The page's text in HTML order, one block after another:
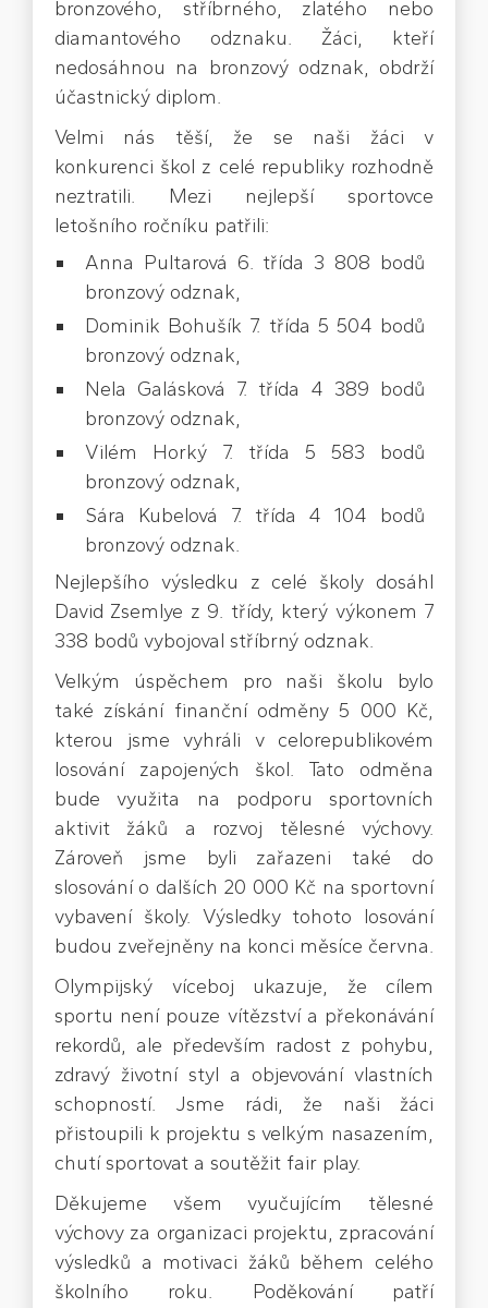
bronzového, stříbrného, zlatého nebo
diamantového odznaku. Žáci, kteří
nedosáhnou na bronzový odznak, obdrží
účastnický diplom.
Velmi nás těší, že se naši žáci v
konkurenci škol z celé republiky rozhodně
neztratili. Mezi nejlepší sportovce
letošního ročníku patřili:
Anna Pultarová 6. třída 3 808 bodů
bronzový odznak,
Dominik Bohušík 7. třída 5 504 bodů
bronzový odznak,
Nela Galásková 7. třída 4 389 bodů
bronzový odznak,
Vilém Horký 7. třída 5 583 bodů
bronzový odznak,
Sára Kubelová 7. třída 4 104 bodů
bronzový odznak.
Nejlepšího výsledku z celé školy dosáhl
David Zsemlye z 9. třídy, který výkonem 7
338 bodů vybojoval stříbrný odznak.
Velkým úspěchem pro naši školu bylo
také získání finanční odměny 5 000 Kč,
kterou jsme vyhráli v celorepublikovém
losování zapojených škol. Tato odměna
bude využita na podporu sportovních
aktivit žáků a rozvoj tělesné výchovy.
Zároveň jsme byli zařazeni také do
slosování o dalších 20 000 Kč na sportovní
vybavení školy. Výsledky tohoto losování
budou zveřejněny na konci měsíce června.
Olympijský víceboj ukazuje, že cílem
sportu není pouze vítězství a překonávání
rekordů, ale především radost z pohybu,
zdravý životní styl a objevování vlastních
schopností. Jsme rádi, že naši žáci
přistoupili k projektu s velkým nasazením,
chutí sportovat a soutěžit fair play.
Děkujeme všem vyučujícím tělesné
výchovy za organizaci projektu, zpracování
výsledků a motivaci žáků během celého
školního roku. Poděkování patří